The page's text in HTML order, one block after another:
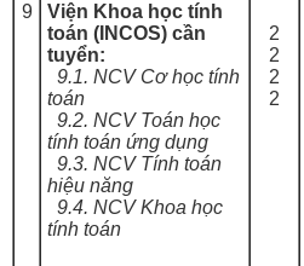
9
Viện Khoa học tính
toán (INCOS) cần
tuyển:
9.1. NCV Cơ học tính
toán
9.2. NCV Toán học
tính toán ứng dụng
9.3. NCV Tính toán
hiệu năng
9.4. NCV Khoa học
tính toán
2
2
2
2